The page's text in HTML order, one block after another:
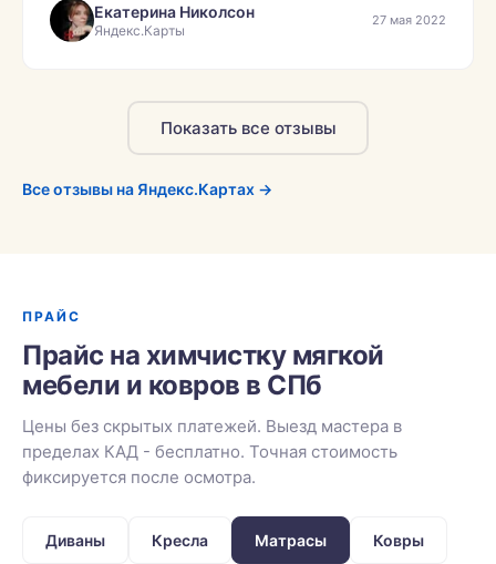
Екатерина Николсон
Яндекс.Карты
27 мая 2022
Показать все отзывы
Все отзывы на Яндекс.Картах →
ПРАЙС
Прайс на химчистку мягкой
мебели и ковров в СПб
Цены без скрытых платежей. Выезд мастера в
пределах КАД - бесплатно. Точная стоимость
фиксируется после осмотра.
Диваны Кресла Матрасы Ковры